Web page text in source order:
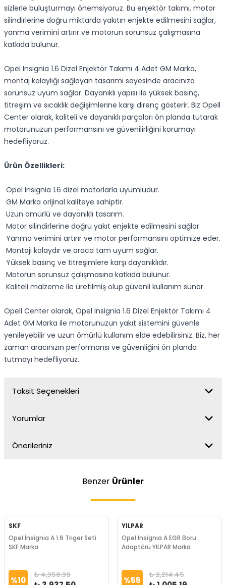
sizlerle buluşturmayı önemsiyoruz. Bu enjektör takımı, motor
silindirlerine doğru miktarda yakıtın enjekte edilmesini sağlar,
yanma verimini artırır ve motorun sorunsuz çalışmasına
katkıda bulunur.
Opel Insignia 1.6 Dizel Enjektör Takımı 4 Adet GM Marka,
montaj kolaylığı sağlayan tasarımı sayesinde aracınıza
sorunsuz uyum sağlar. Dayanıklı yapısı ile yüksek basınç,
titreşim ve sıcaklık değişimlerine karşı direnç gösterir. Biz Opell
Center olarak, kaliteli ve dayanıklı parçaları ön planda tutarak
motorunuzun performansını ve güvenilirliğini korumayı
hedefliyoruz.
Ürün Özellikleri:
Opel Insignia 1.6 dizel motorlarla uyumludur.
GM Marka orijinal kaliteye sahiptir.
Uzun ömürlü ve dayanıklı tasarım.
Motor silindirlerine doğru yakıt enjekte edilmesini sağlar.
Yanma verimini artırır ve motor performansını optimize eder.
Montajı kolaydır ve araca tam uyum sağlar.
Yüksek basınç ve titreşimlere karşı dayanıklıdır.
Motorun sorunsuz çalışmasına katkıda bulunur.
Kaliteli malzeme ile üretilmiş olup güvenli kullanım sunar.
Opell Center olarak, Opel Insignia 1.6 Dizel Enjektör Takımı 4
Adet GM Marka ile motorunuzun yakıt sistemini güvenle
yenileyebilir ve uzun ömürlü kullanım elde edebilirsiniz. Biz, her
zaman aracınızın performansı ve güvenliğini ön planda
tutmayı hedefliyoruz.
Taksit Seçenekleri
Yorumlar
Önerileriniz
Benzer Ürünler
SKF
Opel İnsignia A 1.6 Triger Seti
SKF Marka
%10 ₺ 4,358.39
YILPAR
Opel Insignia A EGR Boru
Adaptörü YILPAR Marka
%55 ₺ 2,214.45